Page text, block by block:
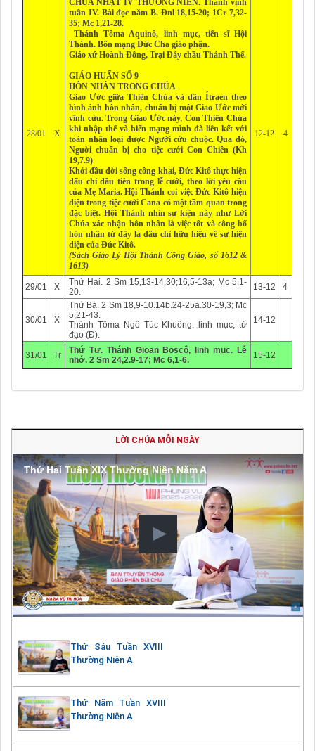
28/01 X
tuần IV. Bài đọc năm B. Đnl 18,15-20; 1Cr 7,32-
35; Mc 1,21-28.
Thánh Tôma Aquinô, linh mục, tiến sĩ Hội
Thánh. Bổn mạng Đức Cha giáo phận.
Giáo xứHoành Đông, Trại Đáy chầu Thánh Thể.
GIÁO HUẤN SỐ 9
HÔN NHÂN TRONG CHÚA
Giao Ước giữa Thiên Chúa và dân Ítraen theo
hình ảnh hôn nhân, chuẩn bị một Giao Ước mới
vĩnh cửu. Trong Giao Ước này, Con Thiên Chúa
khi nhập thể và hiến mạng mình đã liên kết với
toàn nhân loại được Người cứu chuộc. Qua đó,
Người chuẩn bị cho tiệc cưới Con Chiên (Kh
19,7.9)
Khởi đầu đời sống công khai, Đức Kitô thực hiện
dấu chỉ đầu tiên trong lễ cưới, theo lời yêu cầu
của Mẹ Maria. Hội Thánh coi việc Đức Kitô hiện
diện trong tiệc cưới Cana có một tầm quan trong
đặc biệt. Hội Thánh nhìn sự kiện này như Lời
Chúa xác nhận hôn nhân là việc tốt và công bố
hôn nhân từ đây là dấu chỉ hữu hiệu về sự hiện
diện của Đức Kitô.
(Sách Giáo Lý Hội Thánh Công Giáo, số 1612 &
1613)
12-12 4
29/01 X
Thứ Hai. 2 Sm 15,13-14.30;16,5-13a; Mc 5,1-
20.
13-12 4
30/01 X
Thứ Ba. 2 Sm 18,9-10.14b.24-25a.30-19,3; Mc
5,21-43.
Thánh Tôma Ngô Túc Khuông, linh mục, tử
đạo (Đ).
14-12
31/01 Tr Thứ Tư. Thánh Gioan Boscô, linh mục. Lễ
nhớ. 2 Sm 24,2.9-17; Mc 6,1-6. 15-12
LỜI CHÚA MỖI NGÀY
Thứ Hai Tuần XIX Thường Niên Năm A
Thứ Sáu Tuần XVIII
Thường Niên A
Thứ Năm Tuần XVIII
Thường Niên A